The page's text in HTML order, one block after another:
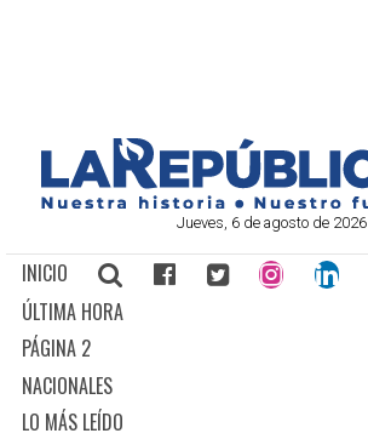
Jueves, 6 de agosto de 2026
INICIO
ÚLTIMA HORA
PÁGINA 2
NACIONALES
LO MÁS LEÍDO